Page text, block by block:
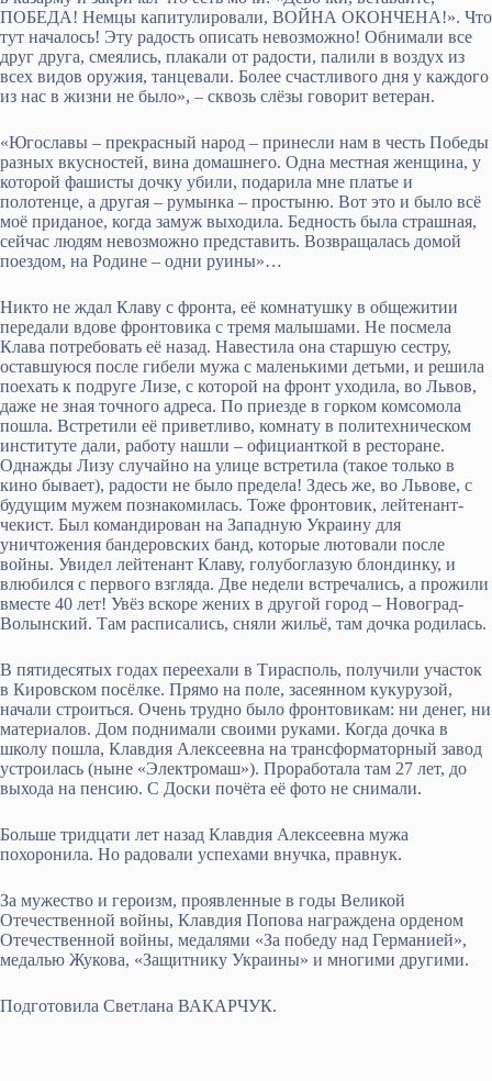
ПОБЕДА! Немцы капитулировали, ВОЙНА ОКОНЧЕНА!». Что
тут началось! Эту радость описать невозможно! Обнимали все
друг друга, смеялись, плакали от радости, палили в воздух из
всех видов оружия, танцевали. Более счастливого дня у каждого
из нас в жизни не было», – сквозь слёзы говорит ветеран.
«Югославы – прекрасный народ – принесли нам в честь Победы
разных вкусностей, вина домашнего. Одна местная женщина, у
которой фашисты дочку убили, подарила мне платье и
полотенце, а другая – румынка – простыню. Вот это и было всё
моё приданое, когда замуж выходила. Бедность была страшная,
сейчас людям невозможно представить. Возвращалась домой
поездом, на Родине – одни руины»…
Никто не ждал Клаву с фронта, её комнатушку в общежитии
передали вдове фронтовика с тремя малышами. Не посмела
Клава потребовать её назад. Навестила она старшую сестру,
оставшуюся после гибели мужа с маленькими детьми, и решила
поехать к подруге Лизе, с которой на фронт уходила, во Львов,
даже не зная точного адреса. По приезде в горком комсомола
пошла. Встретили её приветливо, комнату в политехническом
институте дали, работу нашли – официанткой в ресторане.
Однажды Лизу случайно на улице встретила (такое только в
кино бывает), радости не было предела! Здесь же, во Львове, с
будущим мужем познакомилась. Тоже фронтовик, лейтенант-
чекист. Был командирован на Западную Украину для
уничтожения бандеровских банд, которые лютовали после
войны. Увидел лейтенант Клаву, голубоглазую блондинку, и
влюбился с первого взгляда. Две недели встречались, а прожили
вместе 40 лет! Увёз вскоре жених в другой город – Новоград-
Волынский. Там расписались, сняли жильё, там дочка родилась.
В пятидесятых годах переехали в Тирасполь, получили участок
в Кировском посёлке. Прямо на поле, засеянном кукурузой,
начали строиться. Очень трудно было фронтовикам: ни денег, ни
материалов. Дом поднимали своими руками. Когда дочка в
школу пошла, Клавдия Алексеевна на трансформаторный завод
устроилась (ныне «Электромаш»). Проработала там 27 лет, до
выхода на пенсию. С Доски почёта её фото не снимали.
Больше тридцати лет назад Клавдия Алексеевна мужа
похоронила. Но радовали успехами внучка, правнук.
За мужество и героизм, проявленные в годы Великой
Отечественной войны, Клавдия Попова награждена орденом
Отечественной войны, медалями «За победу над Германией»,
медалью Жукова, «Защитнику Украины» и многими другими.
Подготовила Светлана ВАКАРЧУК.